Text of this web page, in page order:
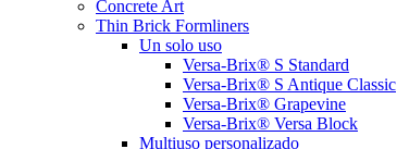
Concrete Art
Thin Brick Formliners
Un solo uso
Versa-Brix® S Standard
Versa-Brix® S Antique Classic
Versa-Brix® Grapevine
Versa-Brix® Versa Block
Multiuso personalizado